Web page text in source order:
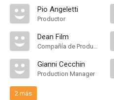
Pio Angeletti
Productor
Dean Film
Compañía de Produccion
Gianni Cecchin
Production Manager
2 más